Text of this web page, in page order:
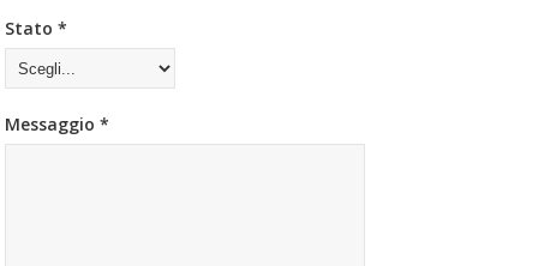
Stato *
Messaggio *